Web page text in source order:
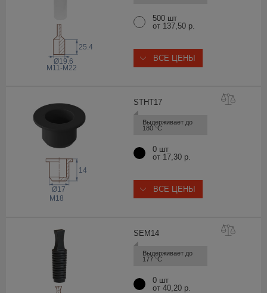
25.4
Ø19.6
M11-M22
500 шт
от 137,50 р.
ВСЕ ЦЕНЫ
STHT17
Выдерживает до
180 °С
14
Ø17
M18
0 шт
от 17,30 р.
ВСЕ ЦЕНЫ
SEM 14
Выдерживает до
177 °С
0 шт
от 40,20 р.